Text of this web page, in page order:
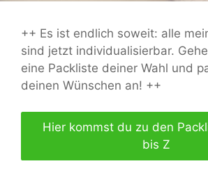
++ Es ist endlich soweit: alle
sind jetzt individualisierbar.
eine Packliste deiner Wahl und
deinen Wünschen an! ++
Hier kommst du zu den
bis Z